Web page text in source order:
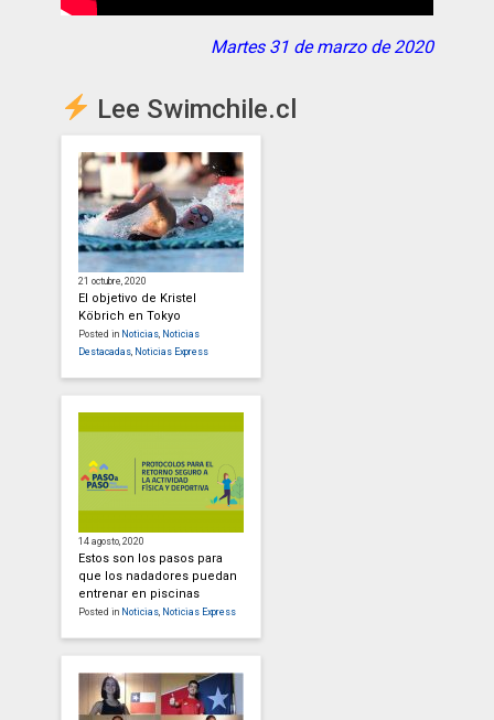
Martes 31 de marzo de 2020
Lee Swimchile.cl
21 octubre, 2020
El objetivo de Kristel
Köbrich en Tokyo
Posted in Noticias Noticias
Destacadas Noticias Express
14 agosto, 2020
Estos son los pasos para
que los nadadores puedan
entrenar en piscinas
Posted in Noticias Noticias Express